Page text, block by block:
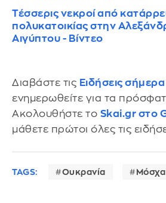
Τέσσερις νεκροί από
πολυκατοικίας στην
Αιγύπτου - Βίντεο
Διαβάστε τις Ειδήσεις σήμερα
ενημερωθείτε για τα
Ακολουθήστε το Skai.gr στο
μάθετε πρώτοι όλες τις
TAGS: Ουκρανία Μόσχα